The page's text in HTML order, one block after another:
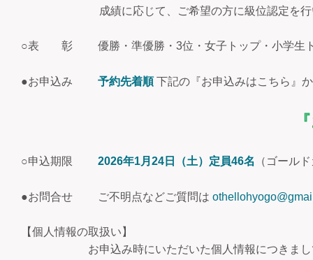
成績に応じて、ご希望の方に級位認定を行い
○表 彰 優勝・準優勝・3位・女子トップ・小学生ト
●お申込み 予約先着順下記の『お申込みはこちら』
○申込期限 2026年1月24日（土）定員46名 （ゴール
●お問合せ ご不明点などご質問は
【個人情報の取扱い】
お申込み時にいただいた個人情報につきましては